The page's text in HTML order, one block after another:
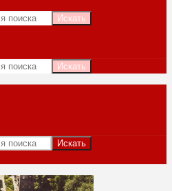
Искать
Искать
Искать